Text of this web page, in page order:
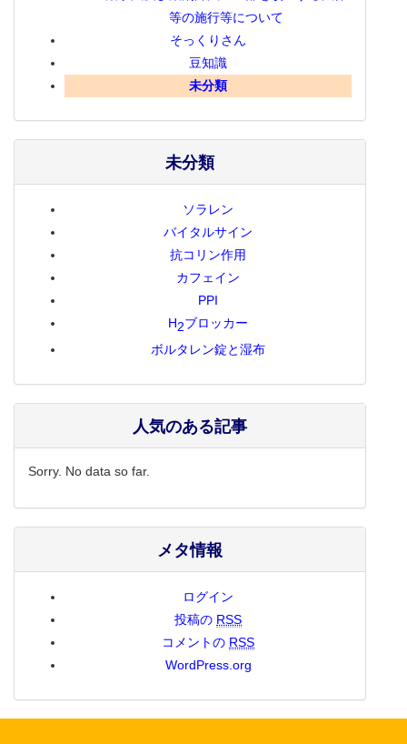
等の施行等について
そっくりさん
豆知識
未分類
未分類
ソラレン
バイタルサイン
抗コリン作用
カフェイン
PPI
H2ブロッカー
ボルタレン錠と湿布
人気のある記事
Sorry. No data so far.
メタ情報
ログイン
投稿の RSS
コメントの RSS
WordPress.org